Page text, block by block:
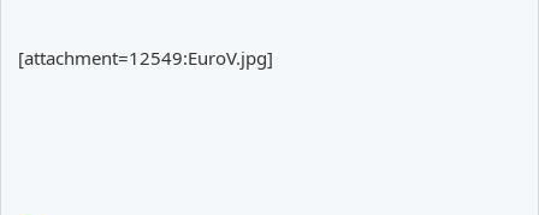
[attachment=12549:EuroV.jpg]